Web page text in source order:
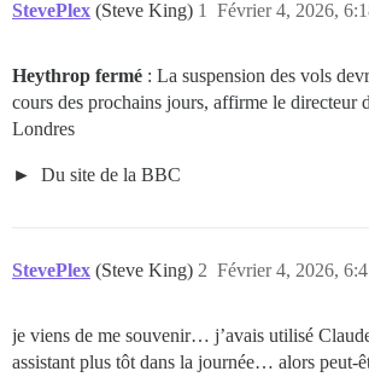
StevePlex (Steve King) Février 4, 2026,
1
Heythrop fermé : La suspension des vols
cours des prochains jours, affirme le directeur
Londres
Du site de la BBC
StevePlex (Steve King) Février 4, 2026,
2
je viens de me souvenir… j’avais utilisé
assistant plus tôt dans la journée… alors peut-